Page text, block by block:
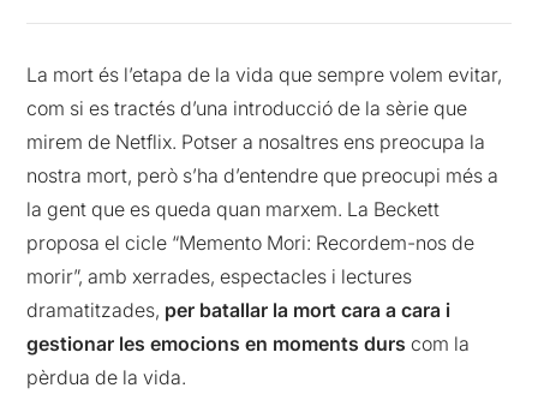
La mort és l’etapa de la vida que sempre volem evitar,
com si es tractés d’una introducció de la sèrie que
mirem de Netflix. Potser a nosaltres ens preocupa la
nostra mort, però s’ha d’entendre que preocupi més a
la gent que es queda quan marxem. La Beckett
proposa el cicle “Memento Mori: Recordem-nos de
morir”, amb xerrades, espectacles i lectures
dramatitzades, per batallar la mort cara a cara i
gestionar les emocions en moments durs com la
pèrdua de la vida.